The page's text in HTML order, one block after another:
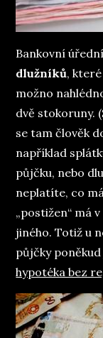
Bankovní
dlužníků,
možno
dvě stokoruny.
se tam člověk
například
půjčku, nebo
neplatíte, co
„postižen“ má
jiného. Totiž u
půjčky
hypotéka bez